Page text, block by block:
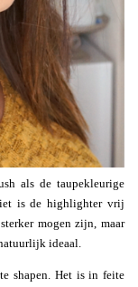
als de taupekleurige
is de highlighter vrij
mogen zijn, maar
ideaal.
shapen. Het is in feite